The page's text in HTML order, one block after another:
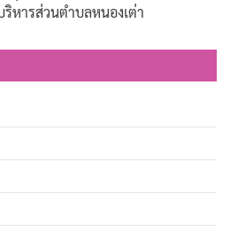
หารส่วนตำบลหนองเต่า